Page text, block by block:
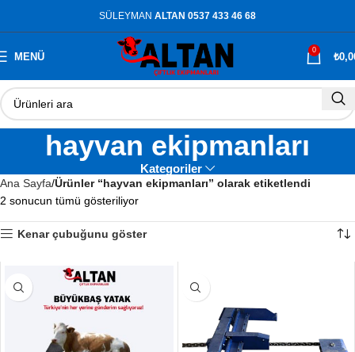
SÜLEYMAN ALTAN 0537 433 46 68
MENÜ
0
₺
hayvan ekipmanları
Kategoriler
Ana Sayfa Ürünler “hayvan ekipmanları” olarak etiketlendi
2 sonucun tümü gösteriliyor
Kenar çubuğunu göster